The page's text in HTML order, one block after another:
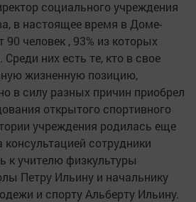
социального учреждения
в настоящее время в Доме-
человек , 93% из которых
них есть те, кто в свое
жизненную позицию,
в силу разных причин приобрел
открытого спортивного
учреждения родилась еще
консультацией сотрудники
к учителю физкультуры
Петру Ильину и начальнику
и спорту Альберту Ильину.